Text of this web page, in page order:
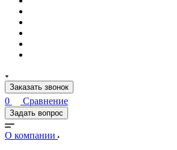
Заказать звонок
0 Сравнение
Задать вопрос
О компании